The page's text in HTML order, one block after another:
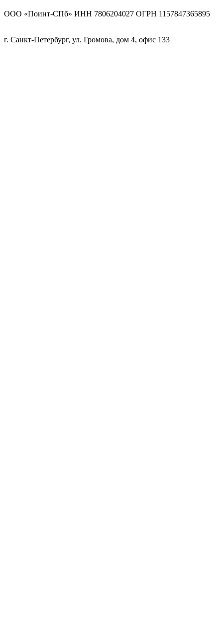
ООО «Поинт-СПб» ИНН 7806204027 ОГРН 1157847365895
г. Санкт-Петербург, ул. Громова, дом 4, офис 133